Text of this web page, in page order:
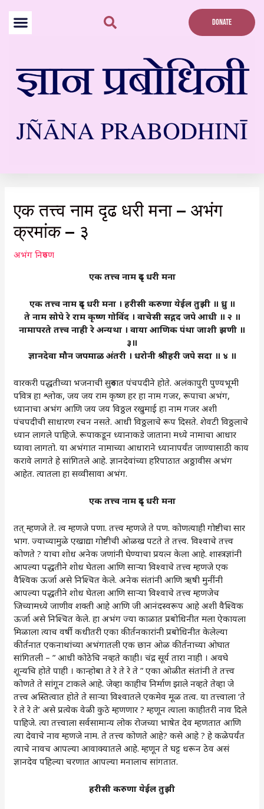
content
DONATE
एक तत्त्व नाम दृढ धरी मना – अभंग
क्रमांक – ३
अभंग निरुपण
एक तत्त्व नाम दृढ धरी मना
एक तत्त्व नाम दृढ धरी मना । हरीसी करुणा येईल तुझी ॥ ध्रु ॥
ते नाम सोपे रे राम कृष्ण गोविंद । वाचेसी सद्गद जपे आधी ॥ २ ॥
नामापरते तत्त्व नाही रे अन्यथा । वाया आणिक पंथा जाशी झणी ॥
३॥
ज्ञानदेवा मौन जपमाळ अंतरी । धरोनी श्रीहरी जपे सदा ॥ ४ ॥
वारकरी पद्धतीच्या भजनाची सुरुवात पंचपदीने होते. अलंकापुरी पुण्यभूमी
पवित्र हा श्लोक, जय जय राम कृष्ण हर हा नाम गजर, रूपाचा अभंग,
ध्यानाचा अभंग आणि जय जय विठ्ठल रखुमाई हा नाम गजर अशी
पंचपदीची साधारण रचन नसते. आधी विठ्ठलाचे रूप दिसते. शेवटी विठ्ठलाचे
ध्यान लागले पाहिजे. रूपाकडून ध्यानाकडे जाताना मध्ये नामाचा आधार
घ्यावा लागतो. या अभंगात नामाच्या आधाराने ध्यानापर्यंत जाण्यासाठी काय
करावे लागते हे सांगितले आहे. ज्ञानदेवांच्या हरिपाठात अठ्ठावीस अभंग
आहेत. त्यातला हा सव्वीसावा अभंग.
एक तत्त्व नाम दृढ धरी मना
तत् म्हणजे ते. त्व म्हणजे पणा. तत्त्व म्हणजे ते पण. कोणत्याही गोष्टीचा सार
भाग. ज्याच्यामुळे एखाद्या गोष्टीची ओळख पटते ते तत्त्व. विश्वाचे तत्त्व
कोणते ? याचा शोध अनेक जणांनी घेण्याचा प्रयत्न केला आहे. शास्त्रज्ञांनी
आपल्या पद्धतीने शोध घेतला आणि साऱ्या विश्वाचे तत्त्व म्हणजे एक
वैश्विक ऊर्जा असे निश्चित केले. अनेक संतांनी आणि ऋषी मुनींनी
आपल्या पद्धतीने शोध घेतला आणि साऱ्या विश्वाचे तत्त्व म्हणजेच
जिच्यामध्ये जाणीव शक्ती आहे आणि जी आनंदस्वरूप आहे अशी वैश्विक
ऊर्जा असे निश्चित केले. हा अभंग ज्या काळात प्रबोधिनीत मला ऐकायला
मिळाला त्याच वर्षी कधीतरी एका कीर्तनकारांनी प्रबोधिनीत केलेल्या
कीर्तनात एकनाथांच्या अभंगातली एक छान ओळ कीर्तनाच्या ओघात
सांगितली – ” आधी कोठेचि नव्हते काही। चंद्र सूर्य तारा नाही । अवघे
शून्यचि होते पाही । कान्होबा ते रे ते रे ते ” एका ओळीत संतांनी ते तत्त्व
कोणते ते सांगून टाकले आहे. जेव्हा काहीच निर्माण झाले नव्हते तेव्हा जे
तत्त्व अस्तित्वात होते ते साऱ्या विश्वातले एकमेव मूळ तत्व. या तत्त्वाला ‘ते
रे ते रे ते’ असे प्रत्येक वेळी कुठे म्हणणार ? म्हणून त्याला काहीतरी नाव दिले
पाहिजे. त्या तत्त्वाला सर्वसामान्य लोक रोजच्या भाषेत देव म्हणतात आणि
त्या देवाचे नाव म्हणजे नाम. ते तत्त्व कोणते आहे? कसे आहे ? हे कळेपर्यंत
त्याचे नावच आपल्या आवाक्यातले आहे. म्हणून ते घट्ट धरून ठेव असं
ज्ञानदेव पहिल्या चरणात आपल्या मनालाच सांगतात.
हरीसी करुणा येईल तुझी